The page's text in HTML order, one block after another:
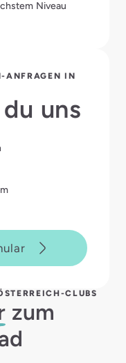
Niveau
ANFRAGEN IN
uns
CLUBS
zum